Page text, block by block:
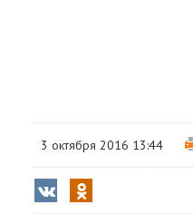
3 октября 2016 13:44